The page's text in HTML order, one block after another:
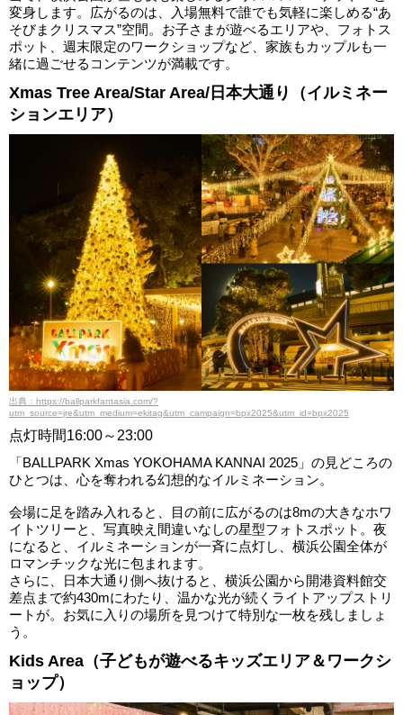
変身します。広がるのは、入場無料で誰でも気軽に楽しめる“あ
そびまクリスマス”空間。お子さまが遊べるエリアや、フォトス
ポット、週末限定のワークショップなど、家族もカップルも一
緒に過ごせるコンテンツが満載です。
Xmas Tree Area/Star Area/日本大通り（イルミネー
ションエリア）
出典：https://ballparkfantasia.com/?
utm_source=jre&utm_medium=ekitag&utm_campaign=bpx2025&utm_id=bpx2025
点灯時間16:00～23:00
「BALLPARK Xmas YOKOHAMA KANNAI 2025」の見どころの
ひとつは、心を奪われる幻想的なイルミネーション。
会場に足を踏み入れると、目の前に広がるのは8mの大きなホワ
イトツリーと、写真映え間違いなしの星型フォトスポット。夜
になると、イルミネーションが一斉に点灯し、横浜公園全体が
ロマンチックな光に包まれます。
さらに、日本大通り側へ抜けると、横浜公園から開港資料館交
差点まで約430mにわたり、温かな光が続くライトアップストリ
ートが。お気に入りの場所を見つけて特別な一枚を残しましょ
う。
Kids Area（子どもが遊べるキッズエリア＆ワークシ
ョップ）